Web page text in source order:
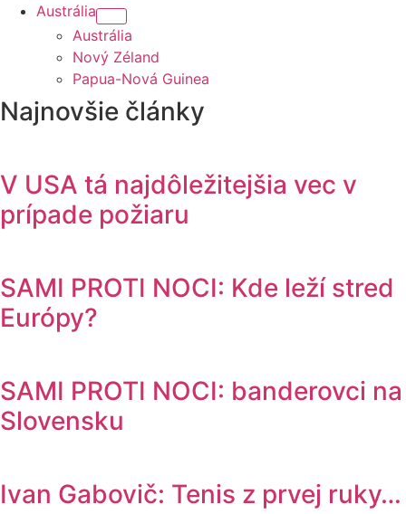
Austrália
Austrália
Nový Zéland
Papua-Nová Guinea
Najnovšie články
V USA tá najdôležitejšia vec v
prípade požiaru
SAMI PROTI NOCI: Kde leží stred
Európy?
SAMI PROTI NOCI: banderovci na
Slovensku
Ivan Gabovič: Tenis z prvej ruky…